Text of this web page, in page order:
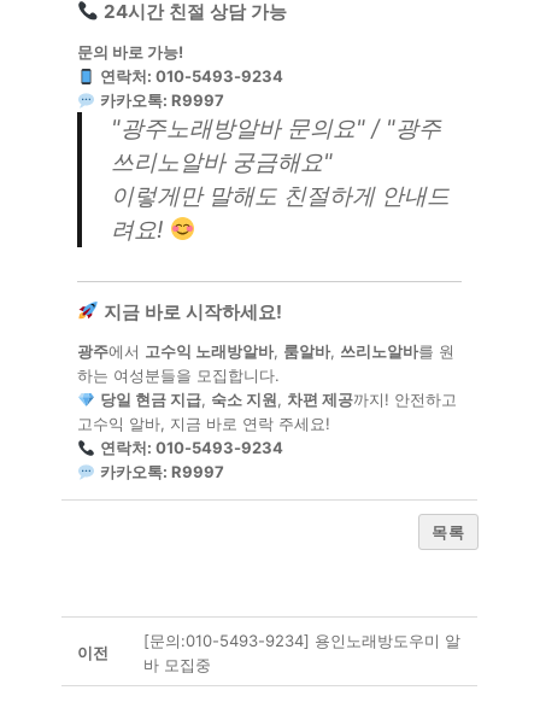
24시간 친절 상담 가능
문의 바로 가능!
연락처: 010-5493-9234
카카오톡: R9997
"광주노래방알바 문의요" / "광주
쓰리노알바 궁금해요"
이렇게만 말해도 친절하게 안내드
려요!
지금 바로 시작하세요!
광주에서 고수익 노래방알바, 룸알바, 쓰리노알바를 원
하는 여성분들을 모집합니다.
당일 현금 지급, 숙소 지원, 차편 제공까지! 안전하고
고수익 알바, 지금 바로 연락 주세요!
연락처: 010-5493-9234
카카오톡: R9997
목록
이전
[문의:010-5493-9234] 용인노래방도우미 알
바 모집중